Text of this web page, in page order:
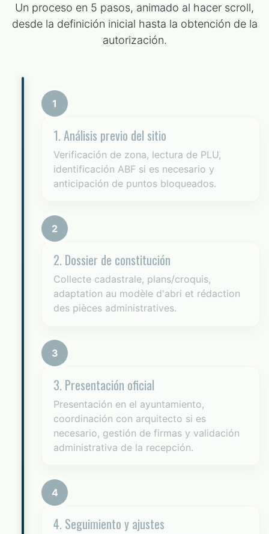
Un proceso en 5 pasos, animado al hacer scroll,
desde la definición inicial hasta la obtención de la
autorización.
1
1. Análisis previo del sitio
Verificación de zona, lectura de PLU,
identificación ABF si es necesario y
anticipación de puntos bloqueados.
2
2. Dossier de constitución
Collecte cadastrale, plans/croquis,
adaptation au modèle d'abri et rédaction
des pièces administratives.
3
3. Presentación oficial
Presentación en el ayuntamiento,
coordinación con arquitecto si es
necesario, gestión de firmas y validación
administrativa de la recepción.
4
4. Seguimiento y ajustes